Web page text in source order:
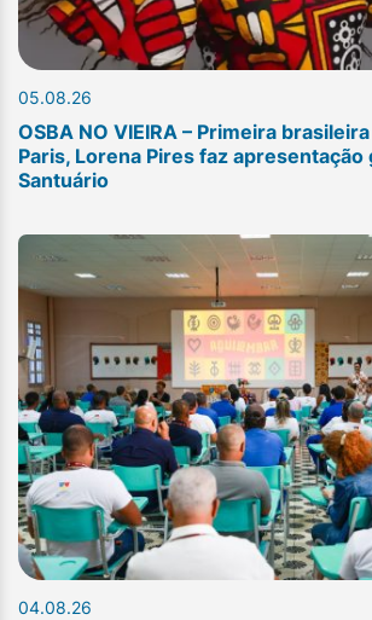
05.08.26
OSBA NO VIEIRA – Primeira
Paris, Lorena Pires faz apresentação
Santuário
04.08.26